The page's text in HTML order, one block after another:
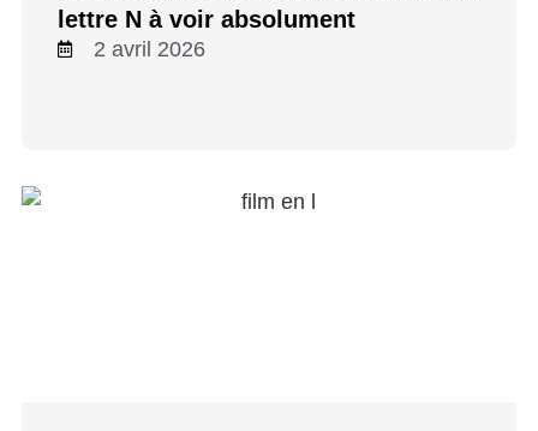
lettre N à voir absolument
2 avril 2026